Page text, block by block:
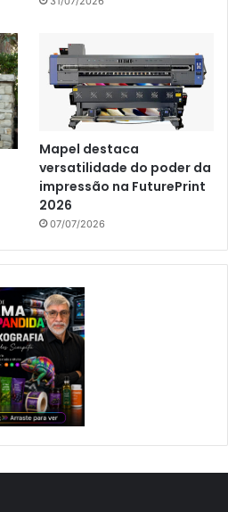
Mapel destaca
versatilidade do poder da
impressão na FuturePrint
2026
07/07/2026